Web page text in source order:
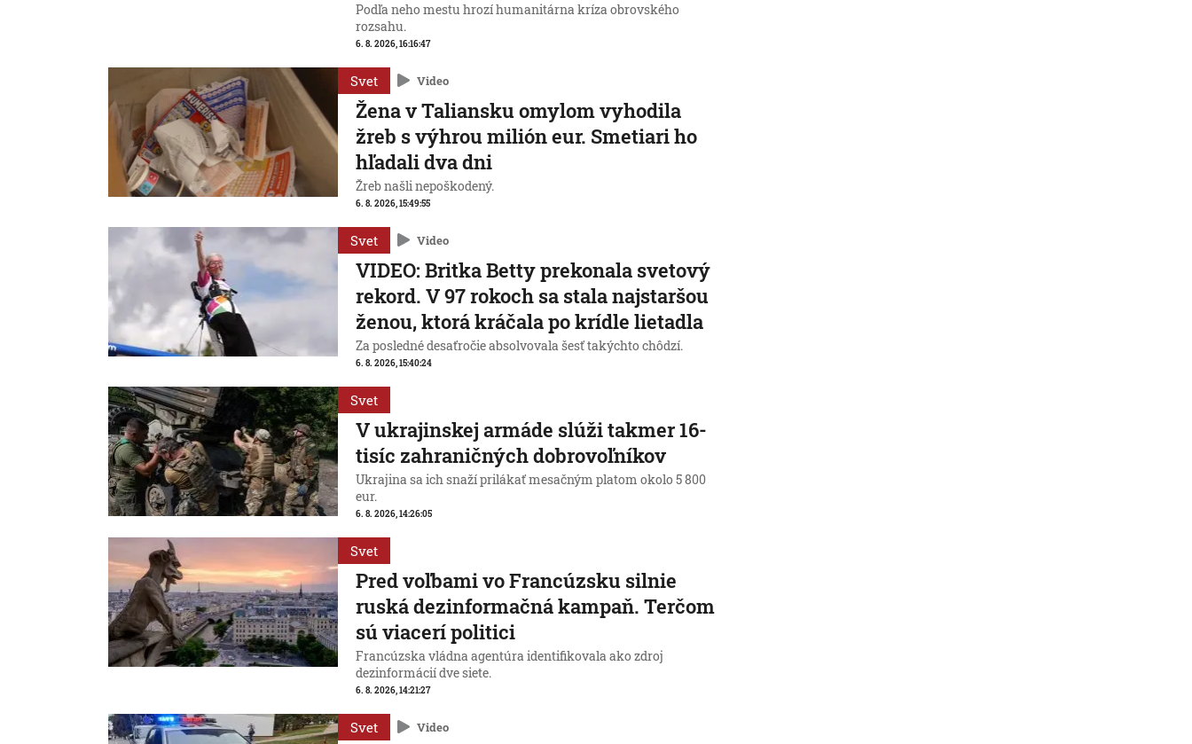
Podľa neho mestu hrozí humanitárna kríza obrovského
rozsahu.
6. 8. 2026, 16:16:47
Svet Video
Žena v Taliansku omylom vyhodila
žreb s výhrou milión eur. Smetiari ho
hľadali dva dni
Žreb našli nepoškodený.
6. 8. 2026, 15:49:55
Svet Video
VIDEO: Britka Betty prekonala svetový
rekord. V 97 rokoch sa stala najstaršou
ženou, ktorá kráčala po krídle lietadla
Za posledné desaťročie absolvovala šesť takýchto chôdzí.
6. 8. 2026, 15:40:24
Svet
V ukrajinskej armáde slúži takmer 16-
tisíc zahraničných dobrovoľníkov
Ukrajina sa ich snaží prilákať mesačným platom okolo 5 800
eur.
6. 8. 2026, 14:26:05
Svet
Pred voľbami vo Francúzsku silnie
ruská dezinformačná kampaň. Terčom
sú viacerí politici
Francúzska vládna agentúra identifikovala ako zdroj
dezinformácií dve siete.
6. 8. 2026, 14:21:27
Svet Video